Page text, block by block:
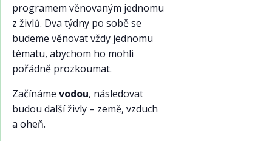
programem věnovaným jednomu
z živlů. Dva týdny po sobě se
budeme věnovat vždy jednomu
tématu, abychom ho mohli
pořádně prozkoumat.
Začínáme vodou, následovat
budou další živly – země, vzduch
a oheň.